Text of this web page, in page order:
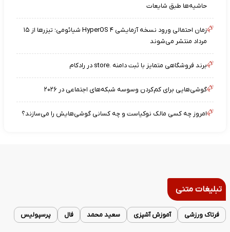
حاشیه‌ها طبق شایعات
زمان احتمالی ورود نسخه آزمایشی HyperOS ۴ شیائومی؛ تیزرها از ۱۵
مرداد منتشر می‌شوند
برند فروشگاهی متمایز با ثبت دامنه .store در رادکام
گوشی‌هایی برای کم‌کردن وسوسه شبکه‌های اجتماعی در ۲۰۲۶
امروز چه کسی مالک نوکیاست و چه کسانی گوشی‌هایش را می‌سازند؟
تبلیغات متنی
فرتاک ورزشی آموزش آشپزی سعید محمد فال پرسپولیس